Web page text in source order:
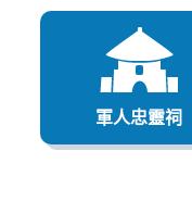
軍人忠靈祠